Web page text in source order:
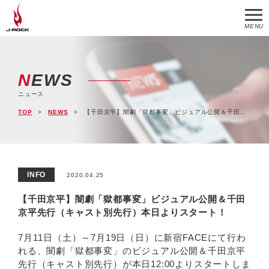
MENU
NEWS
ニュース
TOP NEWS 【千田京平】闇劇「獄都事変」ビジュアル公開＆千田京平先行（キャスト別先行）本日よりスタート！
INFO 2020.04.25
【千田京平】闇劇「獄都事変」ビジュアル公開＆千田
京平先行（キャスト別先行）本日よりスタート！
7月11日（土）～7月19日（日）に新宿FACEにて行わ
れる、闇劇「獄都事変」のビジュアル公開＆千田京平
先行（キャスト別先行）が本日12:00よりスタートしま